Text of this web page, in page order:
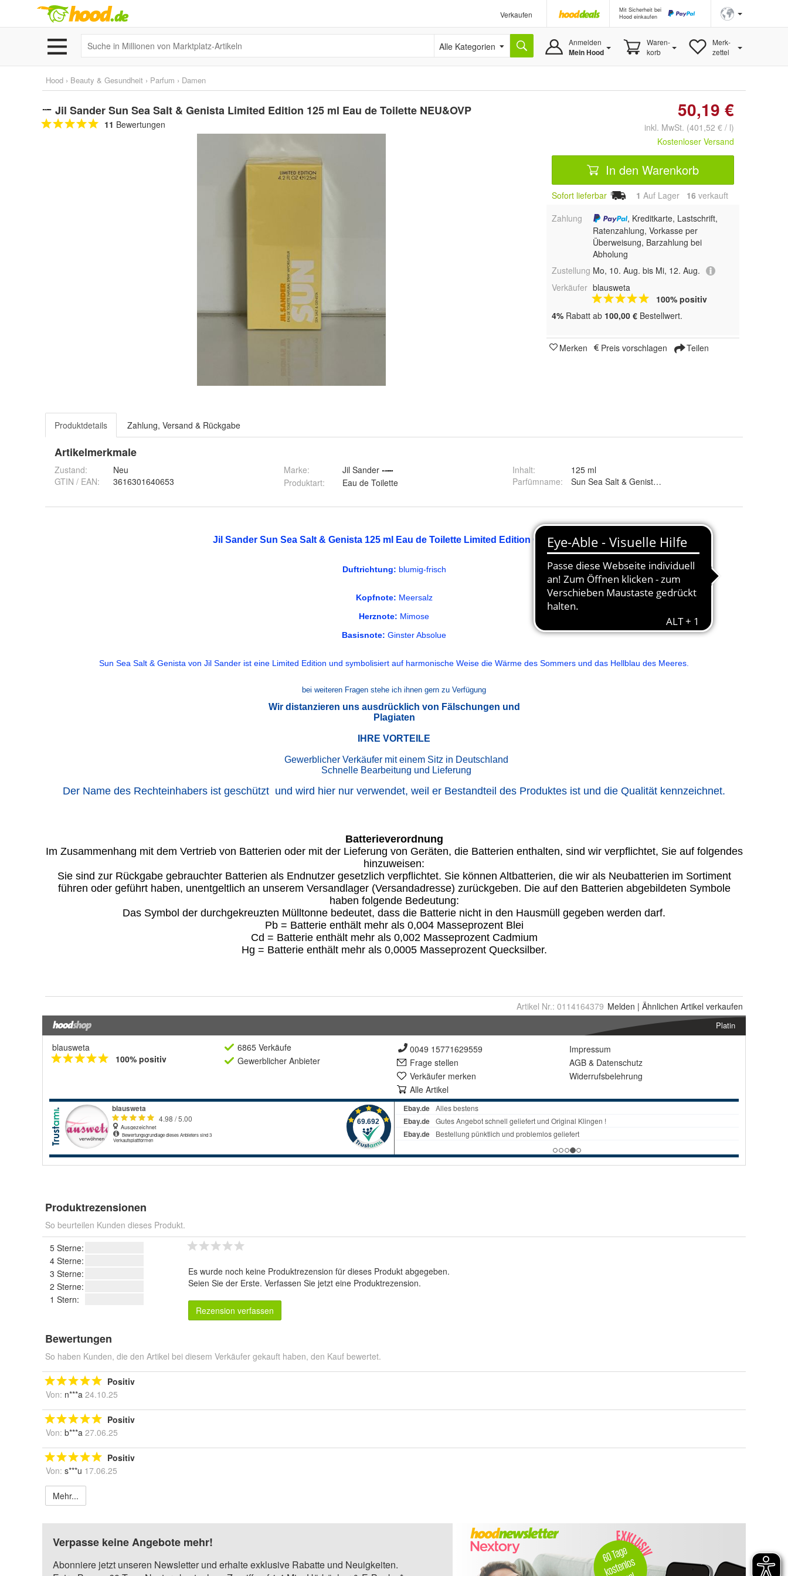
Verkaufen
Mit Sicherheit bei
Hood einkaufen
Alle Kategorien Anmelden
Mein Hood
Waren-
korb
Merk-
zettel
Hood › Beauty & Gesundheit › Parfum › Damen
Jil Sander Sun Sea Salt & Genista Limited Edition 125 ml Eau de Toilette NEU&OVP
11 Bewertungen
50,19 €
inkl. MwSt. (401,52 € / l)
Kostenloser Versand
In den Warenkorb
Sofort lieferbar 1 Auf Lager 16 verkauft
Zahlung
, Kreditkarte, Lastschrift,
Ratenzahlung, Vorkasse per
Überweisung, Barzahlung bei
Abholung
Zustellung Mo, 10. Aug. bis Mi, 12. Aug.
Verkäufer blausweta
100% positiv
4% Rabatt ab 100,00 € Bestellwert.
Merken Preis vorschlagen Teilen
Produktdetails Zahlung, Versand & Rückgabe
Artikelmerkmale
Zustand:
Neu
GTIN / EAN:
3616301640653
Marke:
Jil Sander
Produktart: Eau de Toilette
Inhalt:
125 ml
Parfümname: Sun Sea Salt & Genista Limited Edition
Artikel Nr.: 0114164379 Melden | Ähnlichen Artikel verkaufen
Platin
blausweta
100% positiv
6865 Verkäufe
Gewerblicher Anbieter
0049 15771629559
Frage stellen
Verkäufer merken
Alle Artikel
Impressum
AGB & Datenschutz
Widerrufsbelehrung
Produktrezensionen
So beurteilen Kunden dieses Produkt.
5 Sterne:
4 Sterne:
3 Sterne:
2 Sterne:
1 Stern:
Es wurde noch keine Produktrezension für dieses Produkt abgegeben.
Seien Sie der Erste. Verfassen Sie jetzt eine Produktrezension.
Rezension verfassen
Bewertungen
So haben Kunden, die den Artikel bei diesem Verkäufer gekauft haben, den Kauf bewertet.
Positiv
Von: n***a 24.10.25
Positiv
Von: b***a 27.06.25
Positiv
Von: s***u 17.06.25
Mehr...
Verpasse keine Angebote mehr!
Abonniere jetzt unseren Newsletter und erhalte exklusive Rabatte und Neuigkeiten.